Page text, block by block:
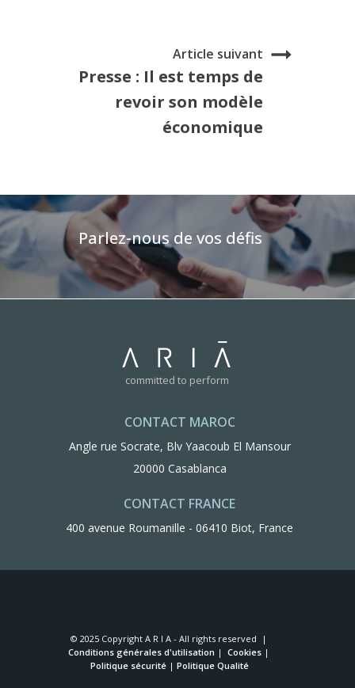
Article suivant
Presse : Il est temps de
revoir son modèle
économique
Parlez-nous de vos défis
committed to perform
CONTACT MAROC
Angle rue Socrate, Blv Yaacoub El Mansour
20000 Casablanca
CONTACT FRANCE
400 avenue Roumanille - 06410 Biot, France
© 2025 Copyright A R I A - All rights reserved |
Conditions générales d'utilisation | Cookies|
Politique sécurité | Politique Qualité